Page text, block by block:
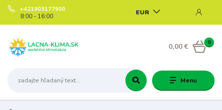
Menu
EUR
+421903177900
8:00 - 16:00
0
0,00 €